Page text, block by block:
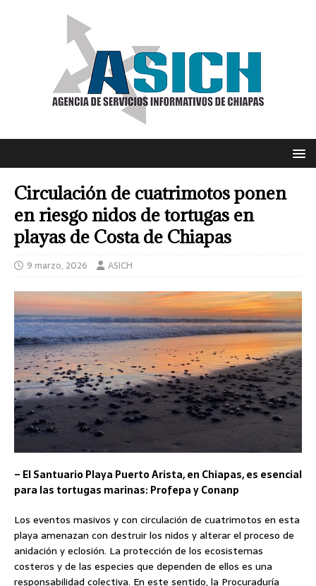
Circulación de cuatrimotos ponen
en riesgo nidos de tortugas en
playas de Costa de Chiapas
9 marzo, 2026 ASICH
– El Santuario Playa Puerto Arista, en Chiapas, es esencial
para las tortugas marinas: Profepa y Conanp
Los eventos masivos y con circulación de cuatrimotos en esta
playa amenazan con destruir los nidos y alterar el proceso de
anidación y eclosión. La protección de los ecosistemas
costeros y de las especies que dependen de ellos es una
responsabilidad colectiva. En este sentido, la Procuraduría